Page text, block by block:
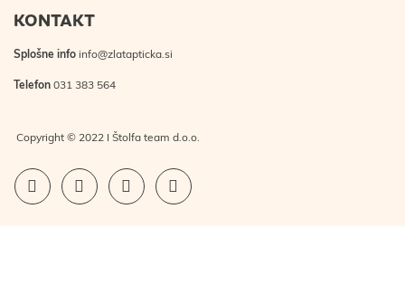
KONTAKT
Splošne info info@zlatapticka.si
Telefon 031 383 564
Copyright © 2022 I Štolfa team d.o.o.